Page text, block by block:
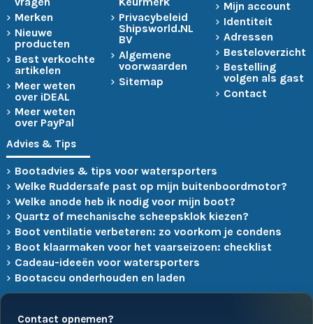
Merken
Nieuwe
producten
Best verkochte
artikelen
Meer weten
over iDEAL
Meer weten
over PayPal
Privacybeleid
Shipsworld.NL
BV
Algemene
voorwaarden
Sitemap
Mijn account
Identiteit
Adressen
Besteloverzicht
Bestelling
volgen als gast
Contact
Advies & Tips
Bootadvies & tips voor watersporters
Welke Ruddersafe past op mijn buitenboordmotor?
Welke anode heb ik nodig voor mijn boot?
Quartz of mechanische scheepsklok kiezen?
Boot ventilatie verbeteren: zo voorkom je condens
Boot klaarmaken voor het vaarseizoen: checklist
Cadeau-ideeën voor watersporters
Bootaccu onderhouden en laden
Contact opnemen?